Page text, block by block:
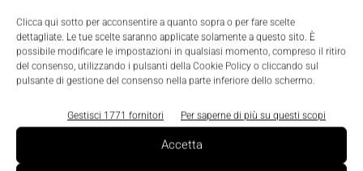
Clicca qui sotto per acconsentire a quanto sopra o per fare scelte
dettagliate. Le tue scelte saranno applicate solamente a questo sito. È
possibile modificare le impostazioni in qualsiasi momento, compreso il ritiro
del consenso, utilizzando i pulsanti della Cookie Policy o cliccando sul
pulsante di gestione del consenso nella parte inferiore dello schermo.
Gestisci 1771 fornitori Per saperne di più su questi scopi
Accetta
Featured
Idrogeno pulito per l’industria: Utility
la produzione